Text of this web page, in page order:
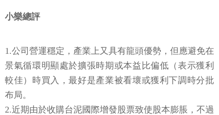
小樂總評
1.公司營運穩定，產業上又具有龍頭優勢，但應避免在
景氣循環明顯處於擴張時期或本益比偏低（表示獲利
較佳）時買入，最好是產業被看壞或獲利下調時分批
布局。
2.近期由於收購台泥國際增發股票致使股本膨脹，不過